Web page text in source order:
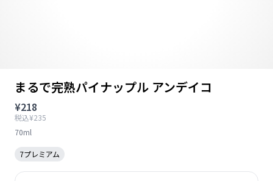
まるで完熟パイナップル アンデイコ
¥218
税込¥235
70ml
7プレミアム